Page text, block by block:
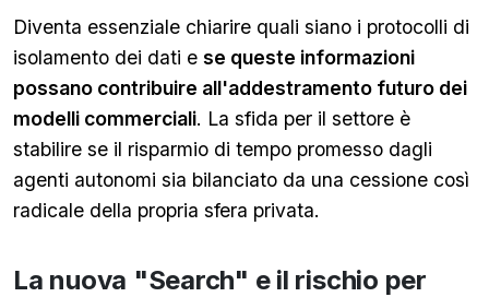
Diventa essenziale chiarire quali siano i protocolli di
isolamento dei dati e se queste informazioni
possano contribuire all'addestramento futuro dei
modelli commerciali. La sfida per il settore è
stabilire se il risparmio di tempo promesso dagli
agenti autonomi sia bilanciato da una cessione così
radicale della propria sfera privata.
La nuova "Search" e il rischio per